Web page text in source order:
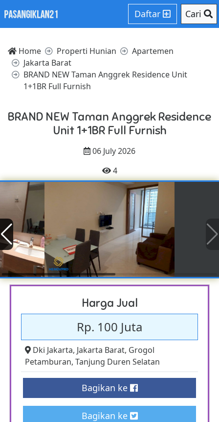
Daftar Cari
Home Properti Hunian
Apartemen
Jakarta Barat
BRAND NEW Taman Anggrek Residence Unit
1+1BR Full Furnish
BRAND NEW Taman Anggrek Residence
Unit 1+1BR Full Furnish
06 July 2026
4
Harga Jual
Rp. 100 Juta
Dki Jakarta, Jakarta Barat, Grogol
Petamburan, Tanjung Duren Selatan
Bagikan ke
Bagikan ke